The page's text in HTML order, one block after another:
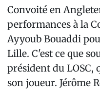
Convoité en
performances à la
Ayyoub Bouaddi
Lille. C'est ce que
président du LOSC,
son joueur. Jérôme